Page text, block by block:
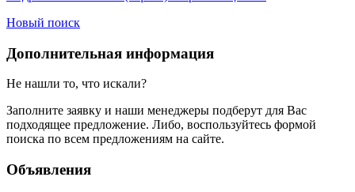
Новый поиск
Дополнительная информация
Не нашли то, что искали?
Заполните заявку и наши менеджеры подберут для Вас
подходящее предложение. Либо, воспользуйтесь формой
поиска по всем предложениям на сайте.
Объявления